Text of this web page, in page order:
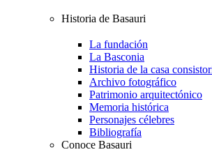
Historia de Basauri
La fundación
La Basconia
Historia de la casa
Archivo fotográfico
Patrimonio arquitectónico
Memoria histórica
Personajes célebres
Bibliografía
Conoce Basauri